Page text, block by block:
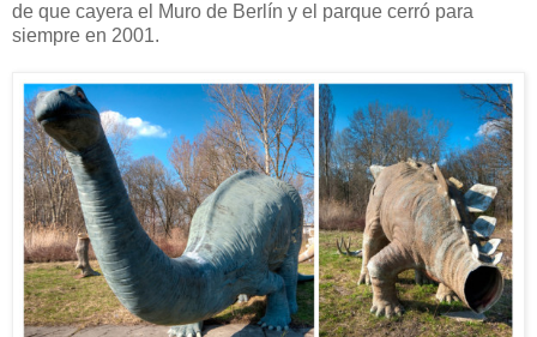
de que cayera el Muro de Berlín y el parque cerró para
siempre en 2001.